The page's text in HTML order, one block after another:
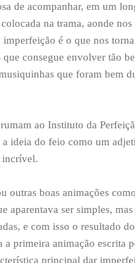
de acompanhar, em um
na trama, aonde
é o que nos
consegue envolver tão
que foram bem
ao Instituto da
ideia do feio como um
incrível.
outras boas animações
aparentava ser simples,
e com isso o resultado
primeira animação escrita
principal dar